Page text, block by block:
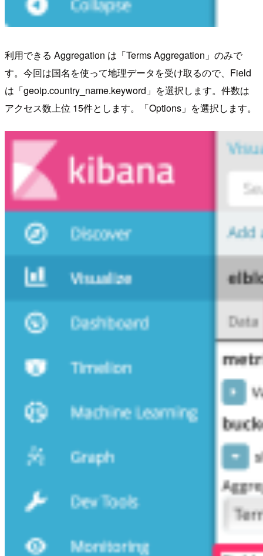
利用できる Aggregation は「Terms Aggregation」のみで
す。今回は国名を使って地理データを受け取るので、Field
は「geoip.country_name.keyword」を選択します。件数は
アクセス数上位 15件とします。「Options」を選択します。